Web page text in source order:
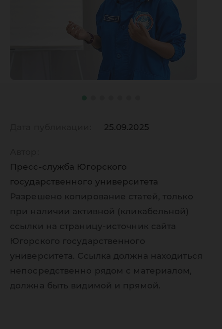
25.09.2025
Пресс-служба Югорского
государственного университета
Разрешено копирование статей, только
при наличии активной (кликабельной)
ссылки на страницу-источник сайта
Югорского государственного
университета. Ссылка должна находиться
непосредственно рядом с материалом,
должна быть видимой и прямой.